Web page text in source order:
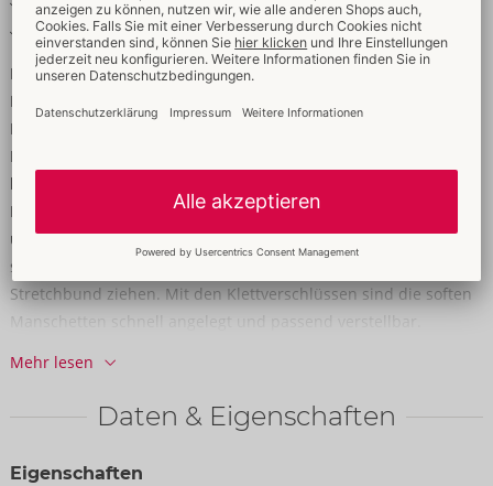
Weich & elastisch für hohen Tragekomfort
Pants mit Abenteuerlust & Fessel-Faktor!
Betonende Pants von Svenjoyment im coolen schwarzen
Mattlook. Aufregend po-frei und mit unterlegtem
Reißverschluss im Beutel. Rundum weich und elastisch für
hohen Tragekomfort. Als besonderes Extra sind 2
Fesselmanschetten inklusive – stylisch passend im Mattlook
und perfekt zur komfortablen Fixierung der Hände. Sie lassen
sich mühelos durch die Ringe hinten und seitlich am breiten
Stretchbund ziehen. Mit den Klettverschlüssen sind die soften
Manschetten schnell angelegt und passend verstellbar.
Mehr lesen
Daten & Eigenschaften
Eigenschaften